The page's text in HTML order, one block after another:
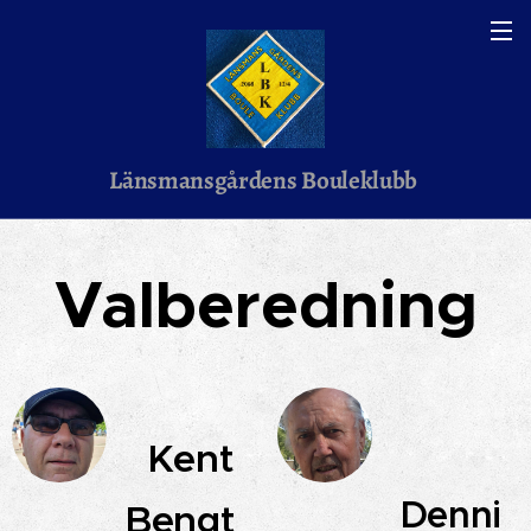
Länsmansgårdens Bouleklubb
Valberedning
Kent
Bengt
Denni